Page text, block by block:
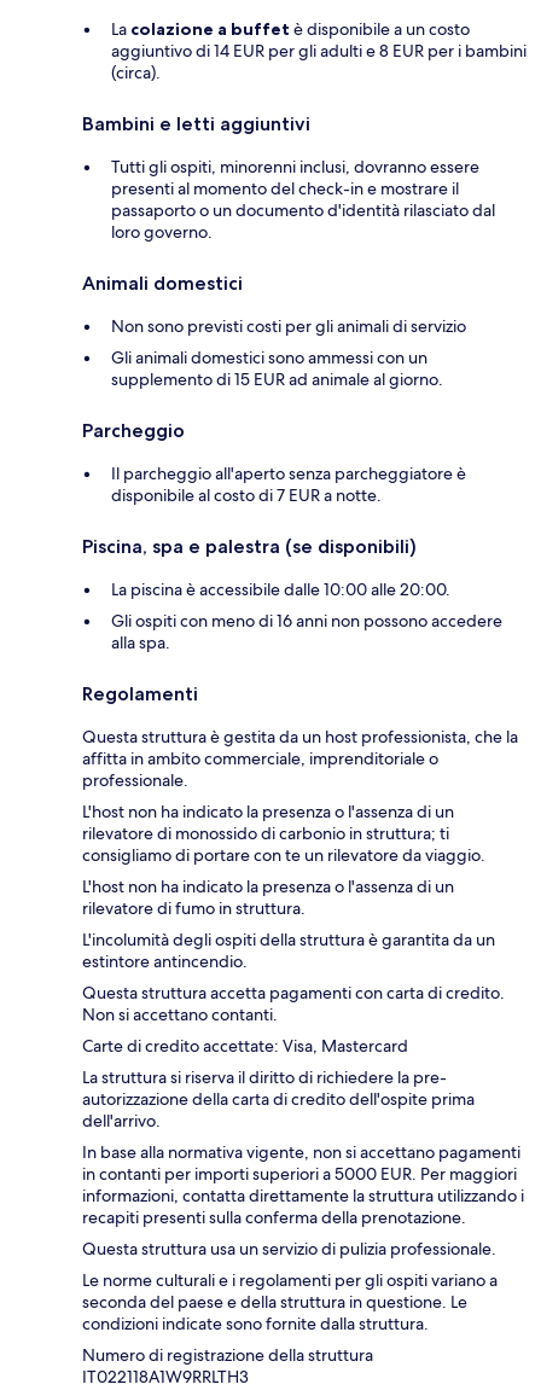
La colazione a buffet è disponibile a un costo
aggiuntivo di 14 EUR per gli adulti e 8 EUR per i bambini
(circa).
Bambini e letti aggiuntivi
Tutti gli ospiti, minorenni inclusi, dovranno essere
presenti al momento del check-in e mostrare il
passaporto o un documento d'identità rilasciato dal
loro governo.
Animali domestici
Non sono previsti costi per gli animali di servizio
Gli animali domestici sono ammessi con un
supplemento di 15 EUR ad animale al giorno.
Parcheggio
Il parcheggio all'aperto senza parcheggiatore è
disponibile al costo di 7 EUR a notte.
Piscina, spa e palestra (se disponibili)
La piscina è accessibile dalle 10:00 alle 20:00.
Gli ospiti con meno di 16 anni non possono accedere
alla spa.
Regolamenti
Questa struttura è gestita da un host professionista, che la
affitta in ambito commerciale, imprenditoriale o
professionale.
L'host non ha indicato la presenza o l'assenza di un
rilevatore di monossido di carbonio in struttura; ti
consigliamo di portare con te un rilevatore da viaggio.
L'host non ha indicato la presenza o l'assenza di un
rilevatore di fumo in struttura.
L'incolumità degli ospiti della struttura è garantita da un
estintore antincendio.
Questa struttura accetta pagamenti con carta di credito.
Non si accettano contanti.
Carte di credito accettate: Visa, Mastercard
La struttura si riserva il diritto di richiedere la pre-
autorizzazione della carta di credito dell'ospite prima
dell'arrivo.
In base alla normativa vigente, non si accettano pagamenti
in contanti per importi superiori a 5000 EUR. Per maggiori
informazioni, contatta direttamente la struttura utilizzando i
recapiti presenti sulla conferma della prenotazione.
Questa struttura usa un servizio di pulizia professionale.
Le norme culturali e i regolamenti per gli ospiti variano a
seconda del paese e della struttura in questione. Le
condizioni indicate sono fornite dalla struttura.
Numero di registrazione della struttura
IT022118A1W9RRLTH3